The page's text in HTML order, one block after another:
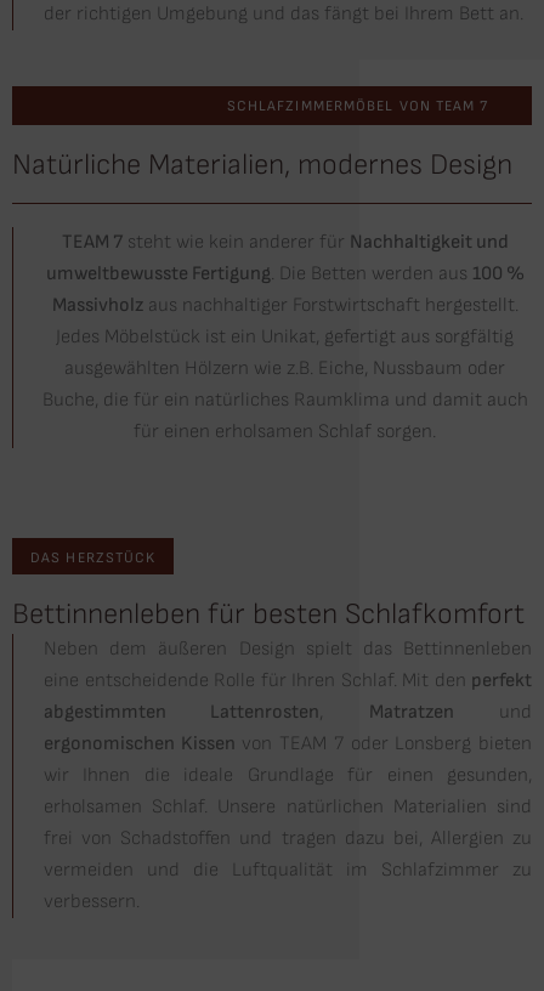
der richtigen Umgebung und das fängt bei Ihrem Bett an.
SCHLAFZIMMERMÖBEL VON TEAM 7
Natürliche Materialien, modernes Design
TEAM 7steht wie kein anderer für Nachhaltigkeit und
umweltbewusste Fertigung. Die Betten werden aus 100 %
Massivholzaus nachhaltiger Forstwirtschaft hergestellt.
Jedes Möbelstück ist ein Unikat, gefertigt aus sorgfältig
ausgewählten Hölzern wie z.B. Eiche, Nussbaum oder
Buche, die für ein natürliches Raumklima und damit auch
für einen erholsamen Schlaf sorgen.
DAS HERZSTÜCK
Bettinnenleben für besten Schlafkomfort
Neben dem äußeren Design spielt das Bettinnenleben
eine entscheidende Rolle für Ihren Schlaf. Mit den perfekt
abgestimmten Lattenrosten, Matratzen und
ergonomischen Kissen von TEAM 7 oder Lonsberg bieten
wir Ihnen die ideale Grundlage für einen gesunden,
erholsamen Schlaf. Unsere natürlichen Materialien sind
frei von Schadstoffen und tragen dazu bei, Allergien zu
vermeiden und die Luftqualität im Schlafzimmer zu
verbessern.